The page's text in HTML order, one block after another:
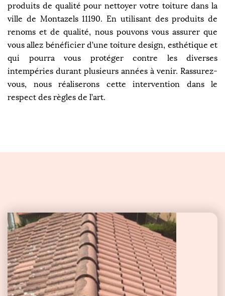
produits de qualité pour nettoyer votre toiture dans la
ville de Montazels 11190. En utilisant des produits de
renoms et de qualité, nous pouvons vous assurer que
vous allez bénéficier d’une toiture design, esthétique et
qui pourra vous protéger contre les diverses
intempéries durant plusieurs années à venir. Rassurez-
vous, nous réaliserons cette intervention dans le
respect des règles de l’art.